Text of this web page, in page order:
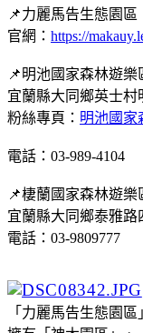
📌力麗馬告生態園區
官網： https://
📌明池國家森林遊樂
宜蘭縣大同鄉英士村
粉絲專頁： 明池國家
電話：03-989-4104
📌棲蘭國家森林遊樂
宜蘭縣大同鄉泰雅路
電話：03-9809777
「力麗馬告生態園